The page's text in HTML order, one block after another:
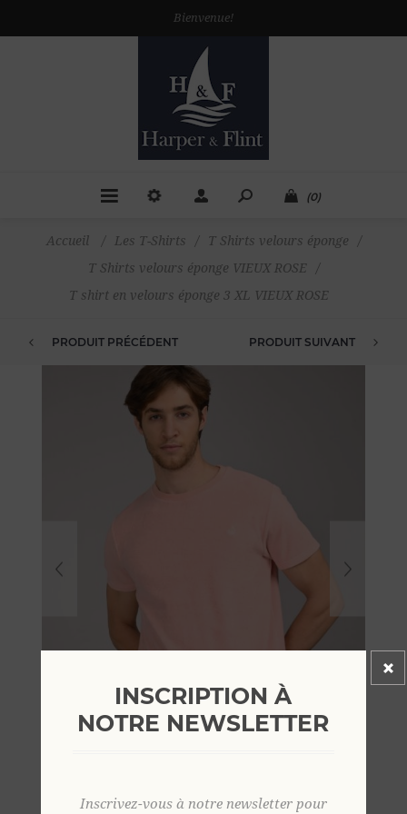
Bienvenue!
(0)
Accueil / Les T-Shirts / T Shirts velours éponge
/
T Shirts velours éponge VIEUX ROSE
/
T shirt en velours éponge 3 XL VIEUX ROSE
PRODUIT PRÉCÉDENT PRODUIT SUIVANT
INSCRIPTION À
NOTRE NEWSLETTER
Inscrivez-vous à notre newsletter pour